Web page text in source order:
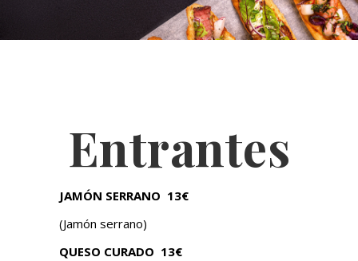
Entrantes
JAMÓN SERRANO 13€
(Jamón serrano)
QUESO CURADO 13€